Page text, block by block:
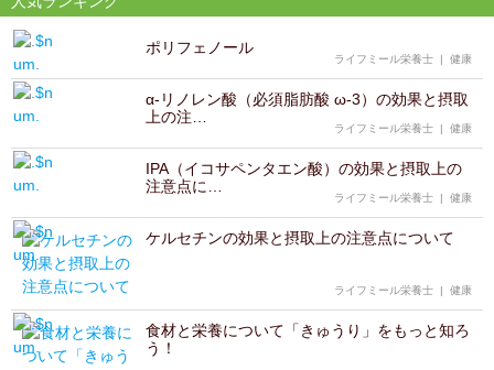
ポリフェノール
ライフミール栄養士 | 健康
α-リノレン酸（必須脂肪酸 ω-3）の効果と摂取
上の注…
ライフミール栄養士 | 健康
IPA（イコサペンタエン酸）の効果と摂取上の
注意点に…
ライフミール栄養士 | 健康
ケルセチンの効果と摂取上の注意点について
ライフミール栄養士 | 健康
食材と栄養について「きゅうり」をもっと知ろ
う！